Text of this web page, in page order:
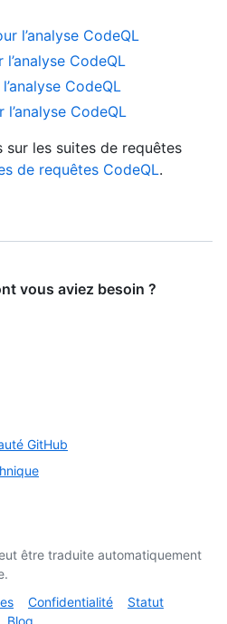
l’analyse CodeQL
CodeQL
CodeQL
CodeQL
sur les suites de requêtes
de requêtes CodeQL.
vous aviez besoin ?
GitHub
être traduite automatiquement
Confidentialité
Statut